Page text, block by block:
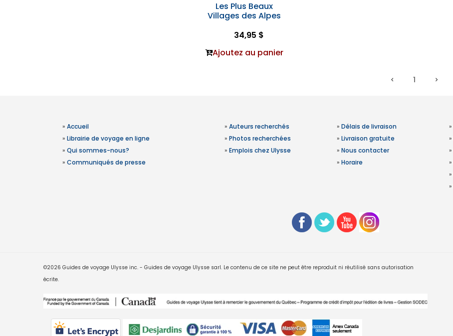
Les Plus Beaux
Villages des Alpes
34,95 $
Ajoutez au panier
1
» Accueil
» Librairie de voyage en ligne
» Qui sommes-nous?
» Communiqués de presse
» Auteurs recherchés
» Photos recherchées
» Emplois chez Ulysse
» Délais de livraison
» Livraison gratuite
» Nous contacter
» Horaire
»
»
»
»
»
»
©2026 Guides de voyage Ulysse inc. - Guides de voyage Ulysse sarl. Le contenu de ce site ne peut être reproduit ni réutilisé sans autorisation
écrite.